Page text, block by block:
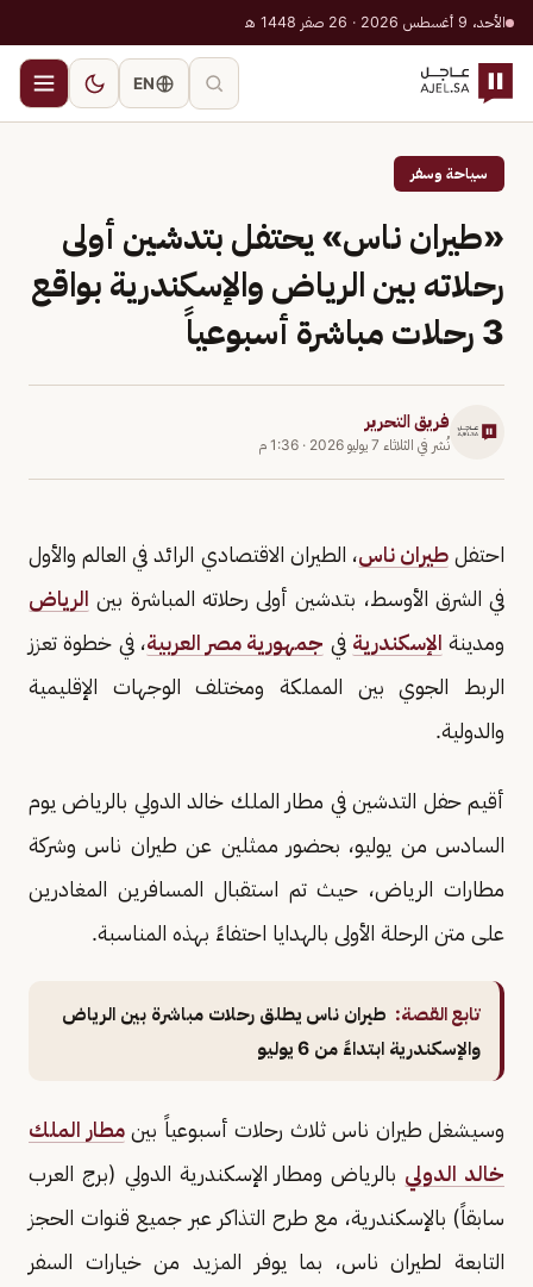
الأحد، 9 أغسطس 2026 · 26 صفر 1448 هـ
EN
سياحة وسفر
«طيران ناس» يحتفل بتدشين أولى
رحلاته بين الرياض والإسكندرية بواقع
3 رحلات مباشرة أسبوعياً
فريق التحرير
نُشر في الثلاثاء 7 يوليو 2026 · 1:36 م
احتفلطيران ناس، الطيران الاقتصادي الرائد في العالم والأول
في الشرق الأوسط، بتدشين أولى رحلاته المباشرة بين الرياض
ومدينة الإسكندرية في جمهورية مصر العربية، في خطوة تعزز
الربط الجوي بين المملكة ومختلف الوجهات الإقليمية
والدولية.
أقيم حفل التدشين في مطار الملك خالد الدولي بالرياض يوم
السادس من يوليو، بحضور ممثلين عن طيران ناس وشركة
مطارات الرياض، حيث تم استقبال المسافرين المغادرين
على متن الرحلة الأولى بالهدايا احتفاءً بهذه المناسبة.
تابع القصة: طيران ناس يطلق رحلات مباشرة بين الرياض
والإسكندرية ابتداءً من 6 يوليو
وسيشغل طيران ناس ثلاث رحلات أسبوعياً بينمطار الملك
خالد الدولي بالرياض ومطار الإسكندرية الدولي (برج العرب
سابقاً) بالإسكندرية، مع طرح التذاكر عبر جميع قنوات الحجز
التابعة لطيران ناس، بما يوفر المزيد من خيارات السفر